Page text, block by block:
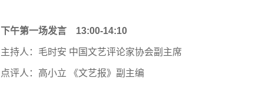
下午第一场发言 13:00-14:10
主持人：毛时安 中国文艺评论家协会副主席
点评人：高小立 《文艺报》副主编